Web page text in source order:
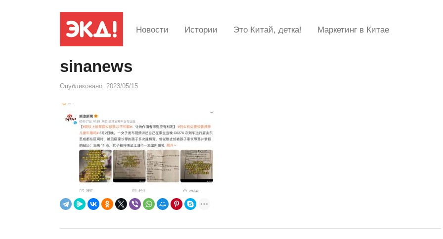
Новости Истории Это Китай, детка! Маркетинг в Китае
sinanews
Опубликовано: 2023/05/15